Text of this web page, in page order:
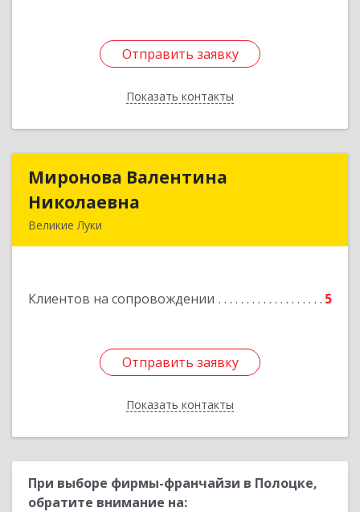
Отправить заявку
Показать контакты
Отправить заявку
Назад
Миронова Валентина
Николаевна
Великие Луки
Клиентов на сопровождении 5
Отправить заявку
Показать контакты
Миронова Валентина
Отправить заявку
Назад
При выборе фирмы-франчайзи в Полоцке,
обратите внимание на: